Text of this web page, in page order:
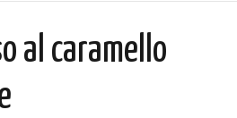
al caramello